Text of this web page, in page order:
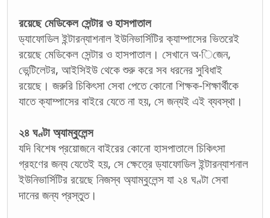
রয়েছে মেডিকেল সেন্টার ও হাসপাতাল
ড্যাফোডিল ইন্টারন্যাশনাল ইউনিভার্সিটির ক্যাম্পাসের ভিতরেই
রয়েছে মেডিকেল সেন্টার ও হাসপাতাল। সেখানে অ·িজেন,
ভেন্টিলেটর, আইসিইউ থেকে শুরু করে সব ধরনের সুবিধাই
রয়েছে। জরুরি চিকিৎসা সেবা পেতে কোনো শিক্ষক-শিক্ষার্থীকে
যাতে ক্যাম্পাসের বাইরে যেতে না হয়, সে জন্যই এই ব্যবস্থা।
২৪ ঘণ্টা অ্যাম্বুলেন্স
যদি বিশেষ প্রয়োজনে বাইরের কোনো হাসপাতালে চিকিৎসা
গ্রহণের জন্য যেতেই হয়, সে ক্ষেত্রে ড্যাফোডিল ইন্টারন্যাশনাল
ইউনিভার্সিটির রয়েছে নিজস্ব অ্যাম্বুলেন্স যা ২৪ ঘণ্টা সেবা
দানের জন্য প্রস্তুত।